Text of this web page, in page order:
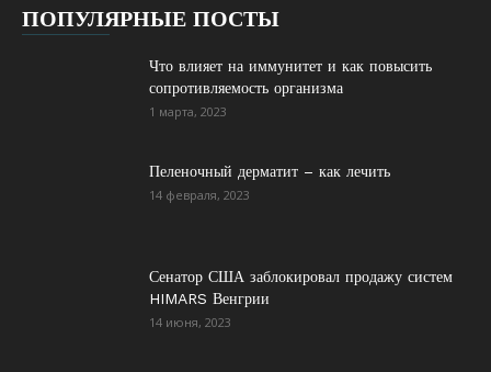
ПОПУЛЯРНЫЕ ПОСТЫ
Что влияет на иммунитет и как повысить
сопротивляемость организма
1 марта, 2023
Пеленочный дерматит – как лечить
14 февраля, 2023
Сенатор США заблокировал продажу систем
HIMARS Венгрии
14 июня, 2023